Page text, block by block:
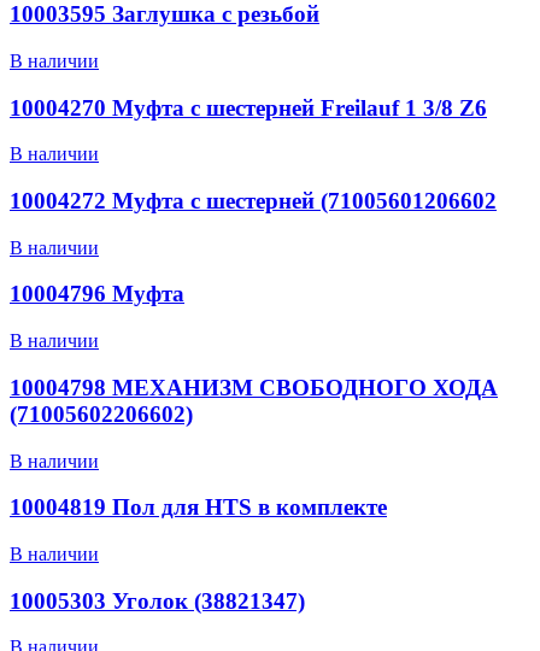
10003595 Заглушка с резьбой
В наличии
10004270 Муфта с шестерней Freilauf 1 3/8 Z6
В наличии
10004272 Муфта с шестерней (71005601206602
В наличии
10004796 Муфта
В наличии
10004798 МЕХАНИЗМ СВОБОДНОГО ХОДА
(71005602206602)
В наличии
10004819 Пол для HTS в комплекте
В наличии
10005303 Уголок (38821347)